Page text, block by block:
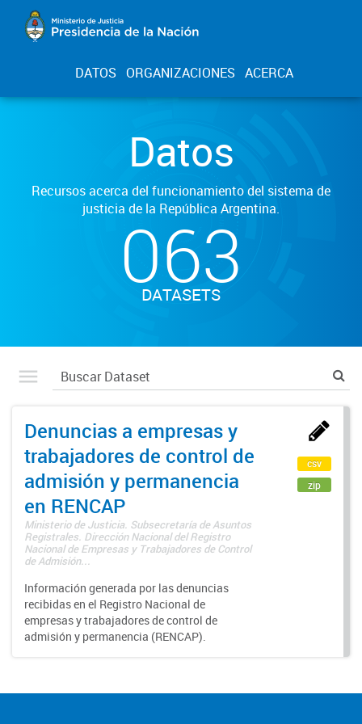
DATOS ORGANIZACIONES ACERCA
Datos
Recursos acerca del funcionamiento del sistema de
justicia de la República Argentina.
063
DATASETS
Denuncias a empresas y
trabajadores de control de
admisión y permanencia
en RENCAP
Ministerio de Justicia. Subsecretaría de Asuntos
Registrales. Dirección Nacional del Registro
Nacional de Empresas y Trabajadores de Control
de Admisión...
Información generada por las denuncias
recibidas en el Registro Nacional de
empresas y trabajadores de control de
admisión y permanencia (RENCAP).
csv
zip